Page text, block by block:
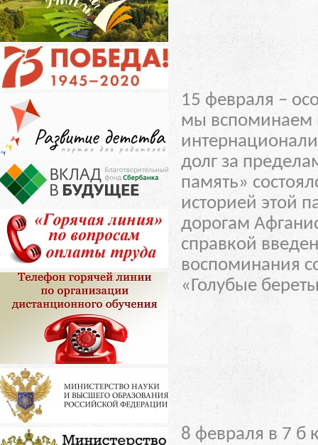
15 февраля –
мы вспоминаем
долг за
память»
историей этой
дорогам
справкой
воспоминания
«Голубые
8 февраля в 7 б